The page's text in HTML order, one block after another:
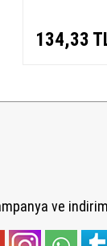
134,33
ve